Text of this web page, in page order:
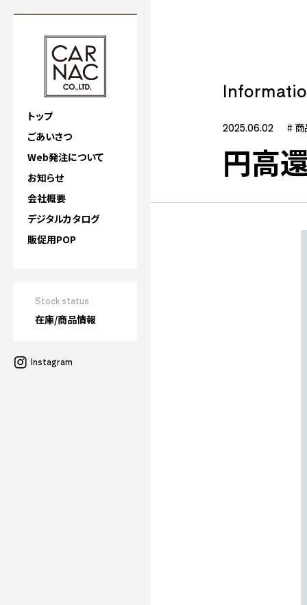
トップ
ごあいさつ
Web発注について
お知らせ
会社概要
デジタルカタログ
販促用POP
Stock status
在庫/商品情報
Instagram
2025.06.02 #
円高